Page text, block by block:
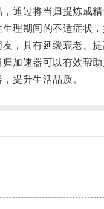
过将当归提炼成精
期间的不适症状，
具有延缓衰老、提
速器可以有效帮助
提升生活品质。